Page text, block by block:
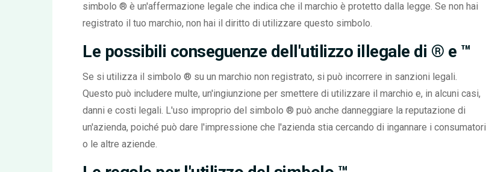
simbolo ® è un'affermazione legale che indica che il marchio è protetto dalla legge. Se non hai
registrato il tuo marchio, non hai il diritto di utilizzare questo simbolo.
Le possibili conseguenze dell'utilizzo illegale di ® e ™
Se si utilizza il simbolo ® su un marchio non registrato, si può incorrere in sanzioni legali.
Questo può includere multe, un'ingiunzione per smettere di utilizzare il marchio e, in alcuni casi,
danni e costi legali. L'uso improprio del simbolo ® può anche danneggiare la reputazione di
un'azienda, poiché può dare l'impressione che l'azienda stia cercando di ingannare i consumatori
o le altre aziende.